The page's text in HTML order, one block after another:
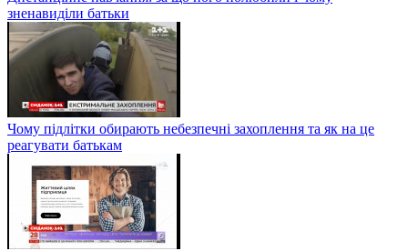
зненавиділи батьки
Чому підлітки обирають небезпечні захоплення та як на це
реагувати батькам